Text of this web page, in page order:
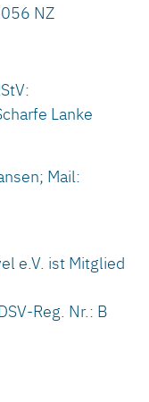
NZ
Lanke
Mail:
e.V. ist Mitglied
Reg. Nr.: B